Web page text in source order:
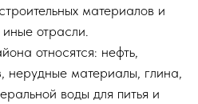
материалов и
отрасли.
относятся: нефть,
нерудные материалы, глина,
воды для питья и